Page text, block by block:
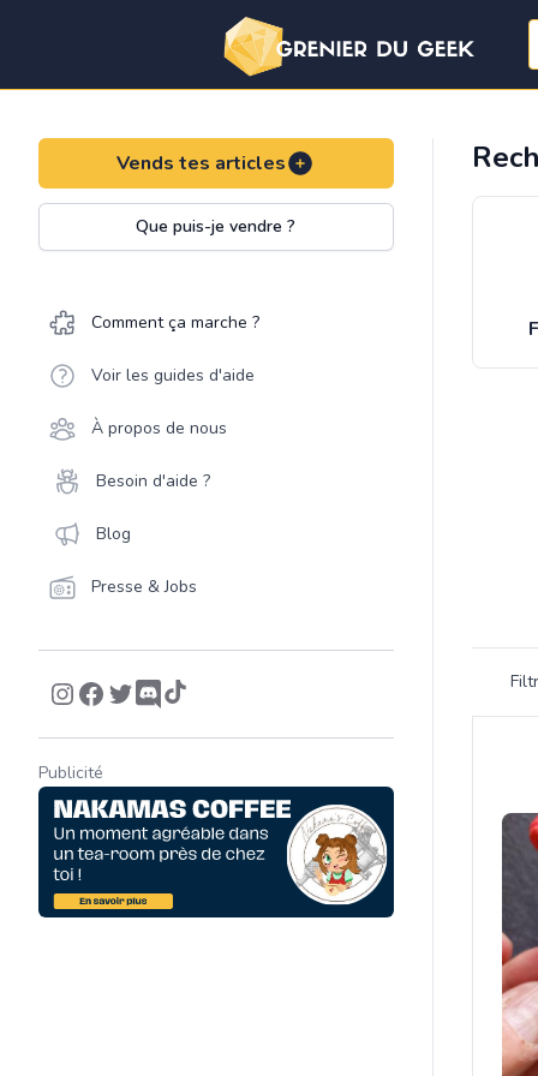
Vends tes articles
Que puis-je vendre ?
Comment ça marche ?
Voir les guides d'aide
À propos de nous
Besoin d'aide ?
Blog
Presse & Jobs
Publicité